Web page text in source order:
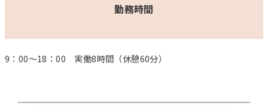
勤務時間
9：00～18：00 実働8時間（休憩60分）